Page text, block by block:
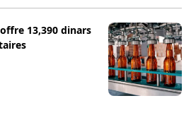
offre 13,390 dinars